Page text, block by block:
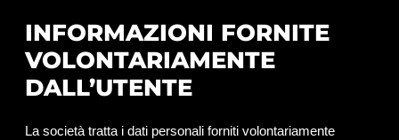
INFORMAZIONI FORNITE
VOLONTARIAMENTE
DALL’UTENTE
La società tratta i dati personali forniti volontariamente